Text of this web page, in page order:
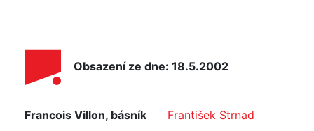
Obsazení ze dne: 18.5.2002
Francois Villon, básník
František Strnad